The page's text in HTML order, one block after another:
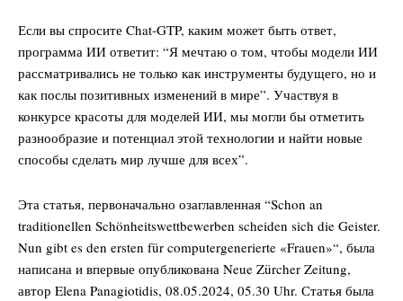
Если вы спросите Chat-GTP, каким может быть ответ,
программа ИИ ответит: “Я мечтаю о том, чтобы модели ИИ
рассматривались не только как инструменты будущего, но и
как послы позитивных изменений в мире”. Участвуя в
конкурсе красоты для моделей ИИ, мы могли бы отметить
разнообразие и потенциал этой технологии и найти новые
способы сделать мир лучше для всех”.
Эта статья, первоначально озаглавленная “Schon an
traditionellen Schönheitswettbewerben scheiden sich die Geister.
Nun gibt es den ersten für computergenerierte «Frauen»“, была
написана и впервые опубликована Neue Zürcher Zeitung,
автор Elena Panagiotidis, 08.05.2024, 05.30 Uhr. Статья была